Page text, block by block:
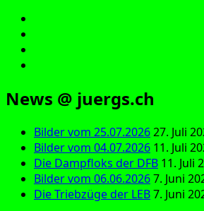
News @ juergs.ch
Bilder vom 25.07.202627. Juli
Bilder vom 04.07.2026 11. Juli
Die Dampfloks der DFB 11. Juli
Bilder vom 06.06.20267. Juni
Die Triebzüge der LEB7. Juni